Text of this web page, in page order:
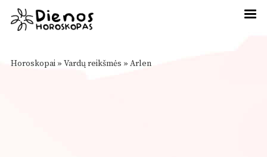
Horoskopai » Vardų reikšmės » Arlen